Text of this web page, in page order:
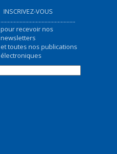
INSCRIVEZ-VOUS
...................................................
pour recevoir nos
newsletters
et toutes nos publications
électroniques